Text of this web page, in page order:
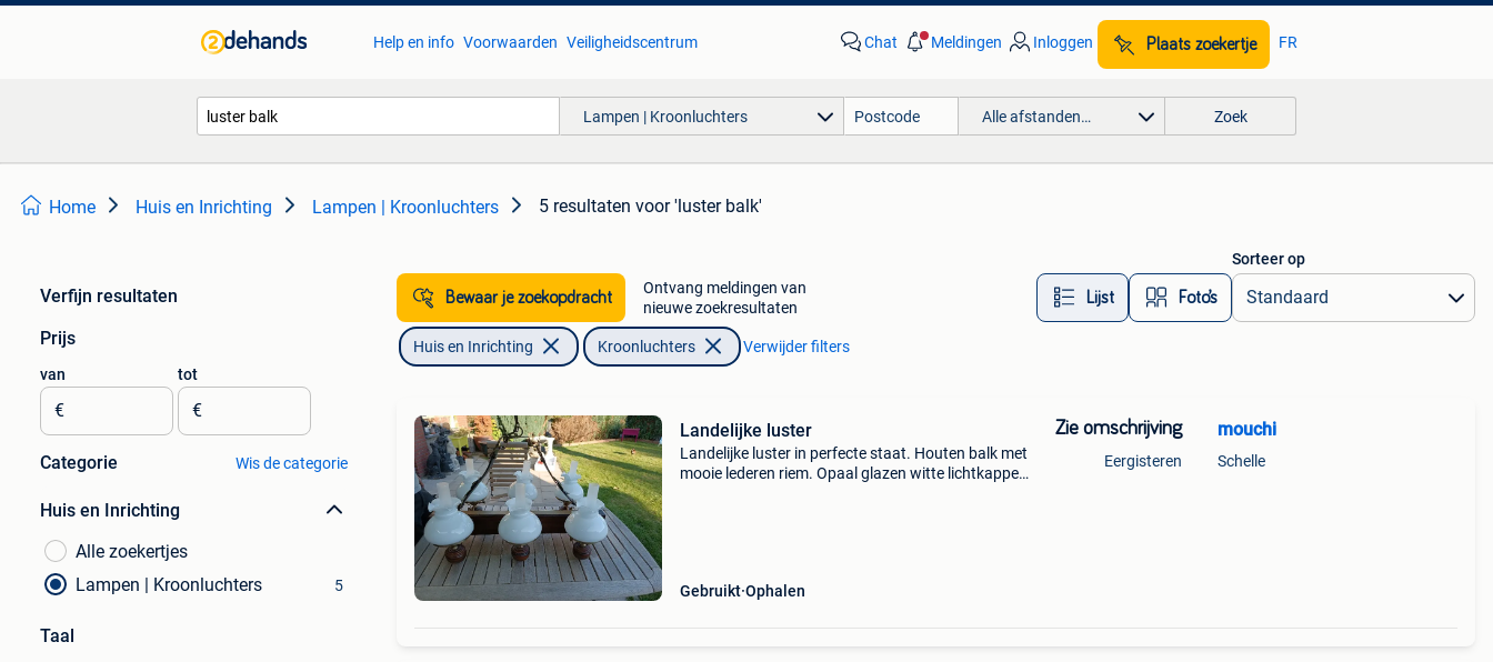
Help en info Voorwaarden Veiligheidscentrum Chat Meldingen Inloggen Plaats zoekertje FR
Lampen | Kroonluchters Alle afstanden… Zoek
Home Huis en Inrichting Lampen | Kroonluchters 5 resultaten voor 'luster balk'
Verfijn resultaten
Prijs
van
€
tot
€
Categorie Wis de categorie
Huis en Inrichting
Alle zoekertjes
Lampen | Kroonluchters
5
Taal
Bewaar je zoekopdracht
Ontvang meldingen van
nieuwe zoekresultaten
Lijst Foto’s
Sorteer op
Huis en Inrichting Kroonluchters Verwijder filters
Landelijke luster
Landelijke luster in perfecte staat. Houten balk met
mooie lederen riem. Opaal glazen witte lichtkappen.
Gebruikt Ophalen
Zie omschrijving
Eergisteren
mouchi
Schelle